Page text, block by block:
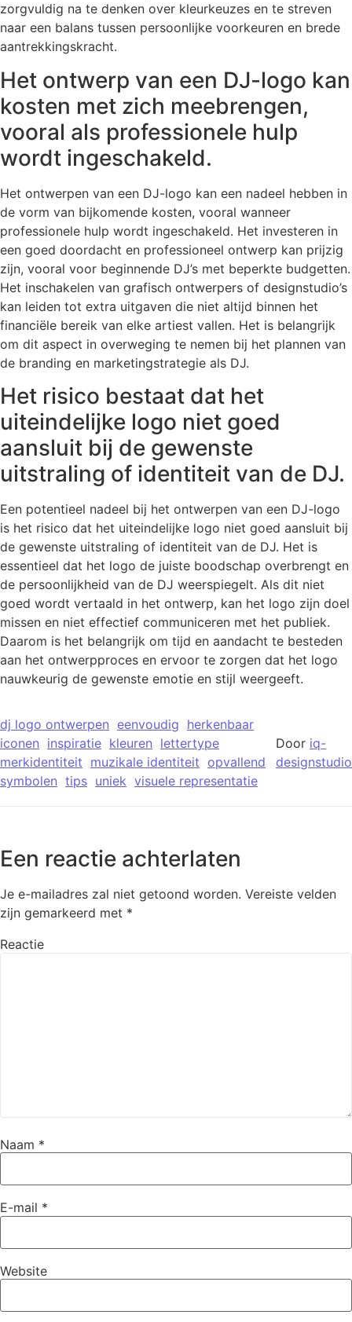
zorgvuldig na te denken over kleurkeuzes en te streven
naar een balans tussen persoonlijke voorkeuren en brede
aantrekkingskracht.
Het ontwerp van een DJ-logo kan
kosten met zich meebrengen,
vooral als professionele hulp
wordt ingeschakeld.
Het ontwerpen van een DJ-logo kan een nadeel hebben in
de vorm van bijkomende kosten, vooral wanneer
professionele hulp wordt ingeschakeld. Het investeren in
een goed doordacht en professioneel ontwerp kan prijzig
zijn, vooral voor beginnende DJ’s met beperkte budgetten.
Het inschakelen van grafisch ontwerpers of designstudio’s
kan leiden tot extra uitgaven die niet altijd binnen het
financiële bereik van elke artiest vallen. Het is belangrijk
om dit aspect in overweging te nemen bij het plannen van
de branding en marketingstrategie als DJ.
Het risico bestaat dat het
uiteindelijke logo niet goed
aansluit bij de gewenste
uitstraling of identiteit van de DJ.
Een potentieel nadeel bij het ontwerpen van een DJ-logo
is het risico dat het uiteindelijke logo niet goed aansluit bij
de gewenste uitstraling of identiteit van de DJ. Het is
essentieel dat het logo de juiste boodschap overbrengt en
de persoonlijkheid van de DJ weerspiegelt. Als dit niet
goed wordt vertaald in het ontwerp, kan het logo zijn doel
missen en niet effectief communiceren met het publiek.
Daarom is het belangrijk om tijd en aandacht te besteden
aan het ontwerpproces en ervoor te zorgen dat het logo
nauwkeurig de gewenste emotie en stijl weergeeft.
dj logo ontwerpen eenvoudig herkenbaar
iconen inspiratie kleuren lettertype
merkidentiteit muzikale identiteit opvallend
symbolen tips uniek visuele representatie
Door iq-
designstudio
Een reactie achterlaten
Je e-mailadres zal niet getoond worden. Vereiste velden
zijn gemarkeerd met *
Reactie
Naam *
E-mail *
Website